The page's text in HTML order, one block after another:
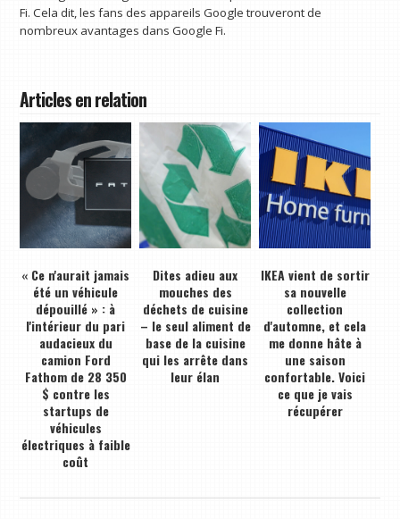
Fi. Cela dit, les fans des appareils Google trouveront de
nombreux avantages dans Google Fi.
Articles en relation
« Ce n'aurait jamais
été un véhicule
dépouillé » : à
l'intérieur du pari
audacieux du
camion Ford
Fathom de 28 350
$ contre les
startups de
véhicules
électriques à faible
coût
Dites adieu aux
mouches des
déchets de cuisine
– le seul aliment de
base de la cuisine
qui les arrête dans
leur élan
IKEA vient de sortir
sa nouvelle
collection
d'automne, et cela
me donne hâte à
une saison
confortable. Voici
ce que je vais
récupérer